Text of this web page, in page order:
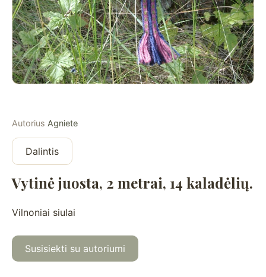
Autorius Agniete
Dalintis
Vytinė juosta, 2 metrai, 14 kaladėlių.
Vilnoniai siulai
Susisiekti su autoriumi